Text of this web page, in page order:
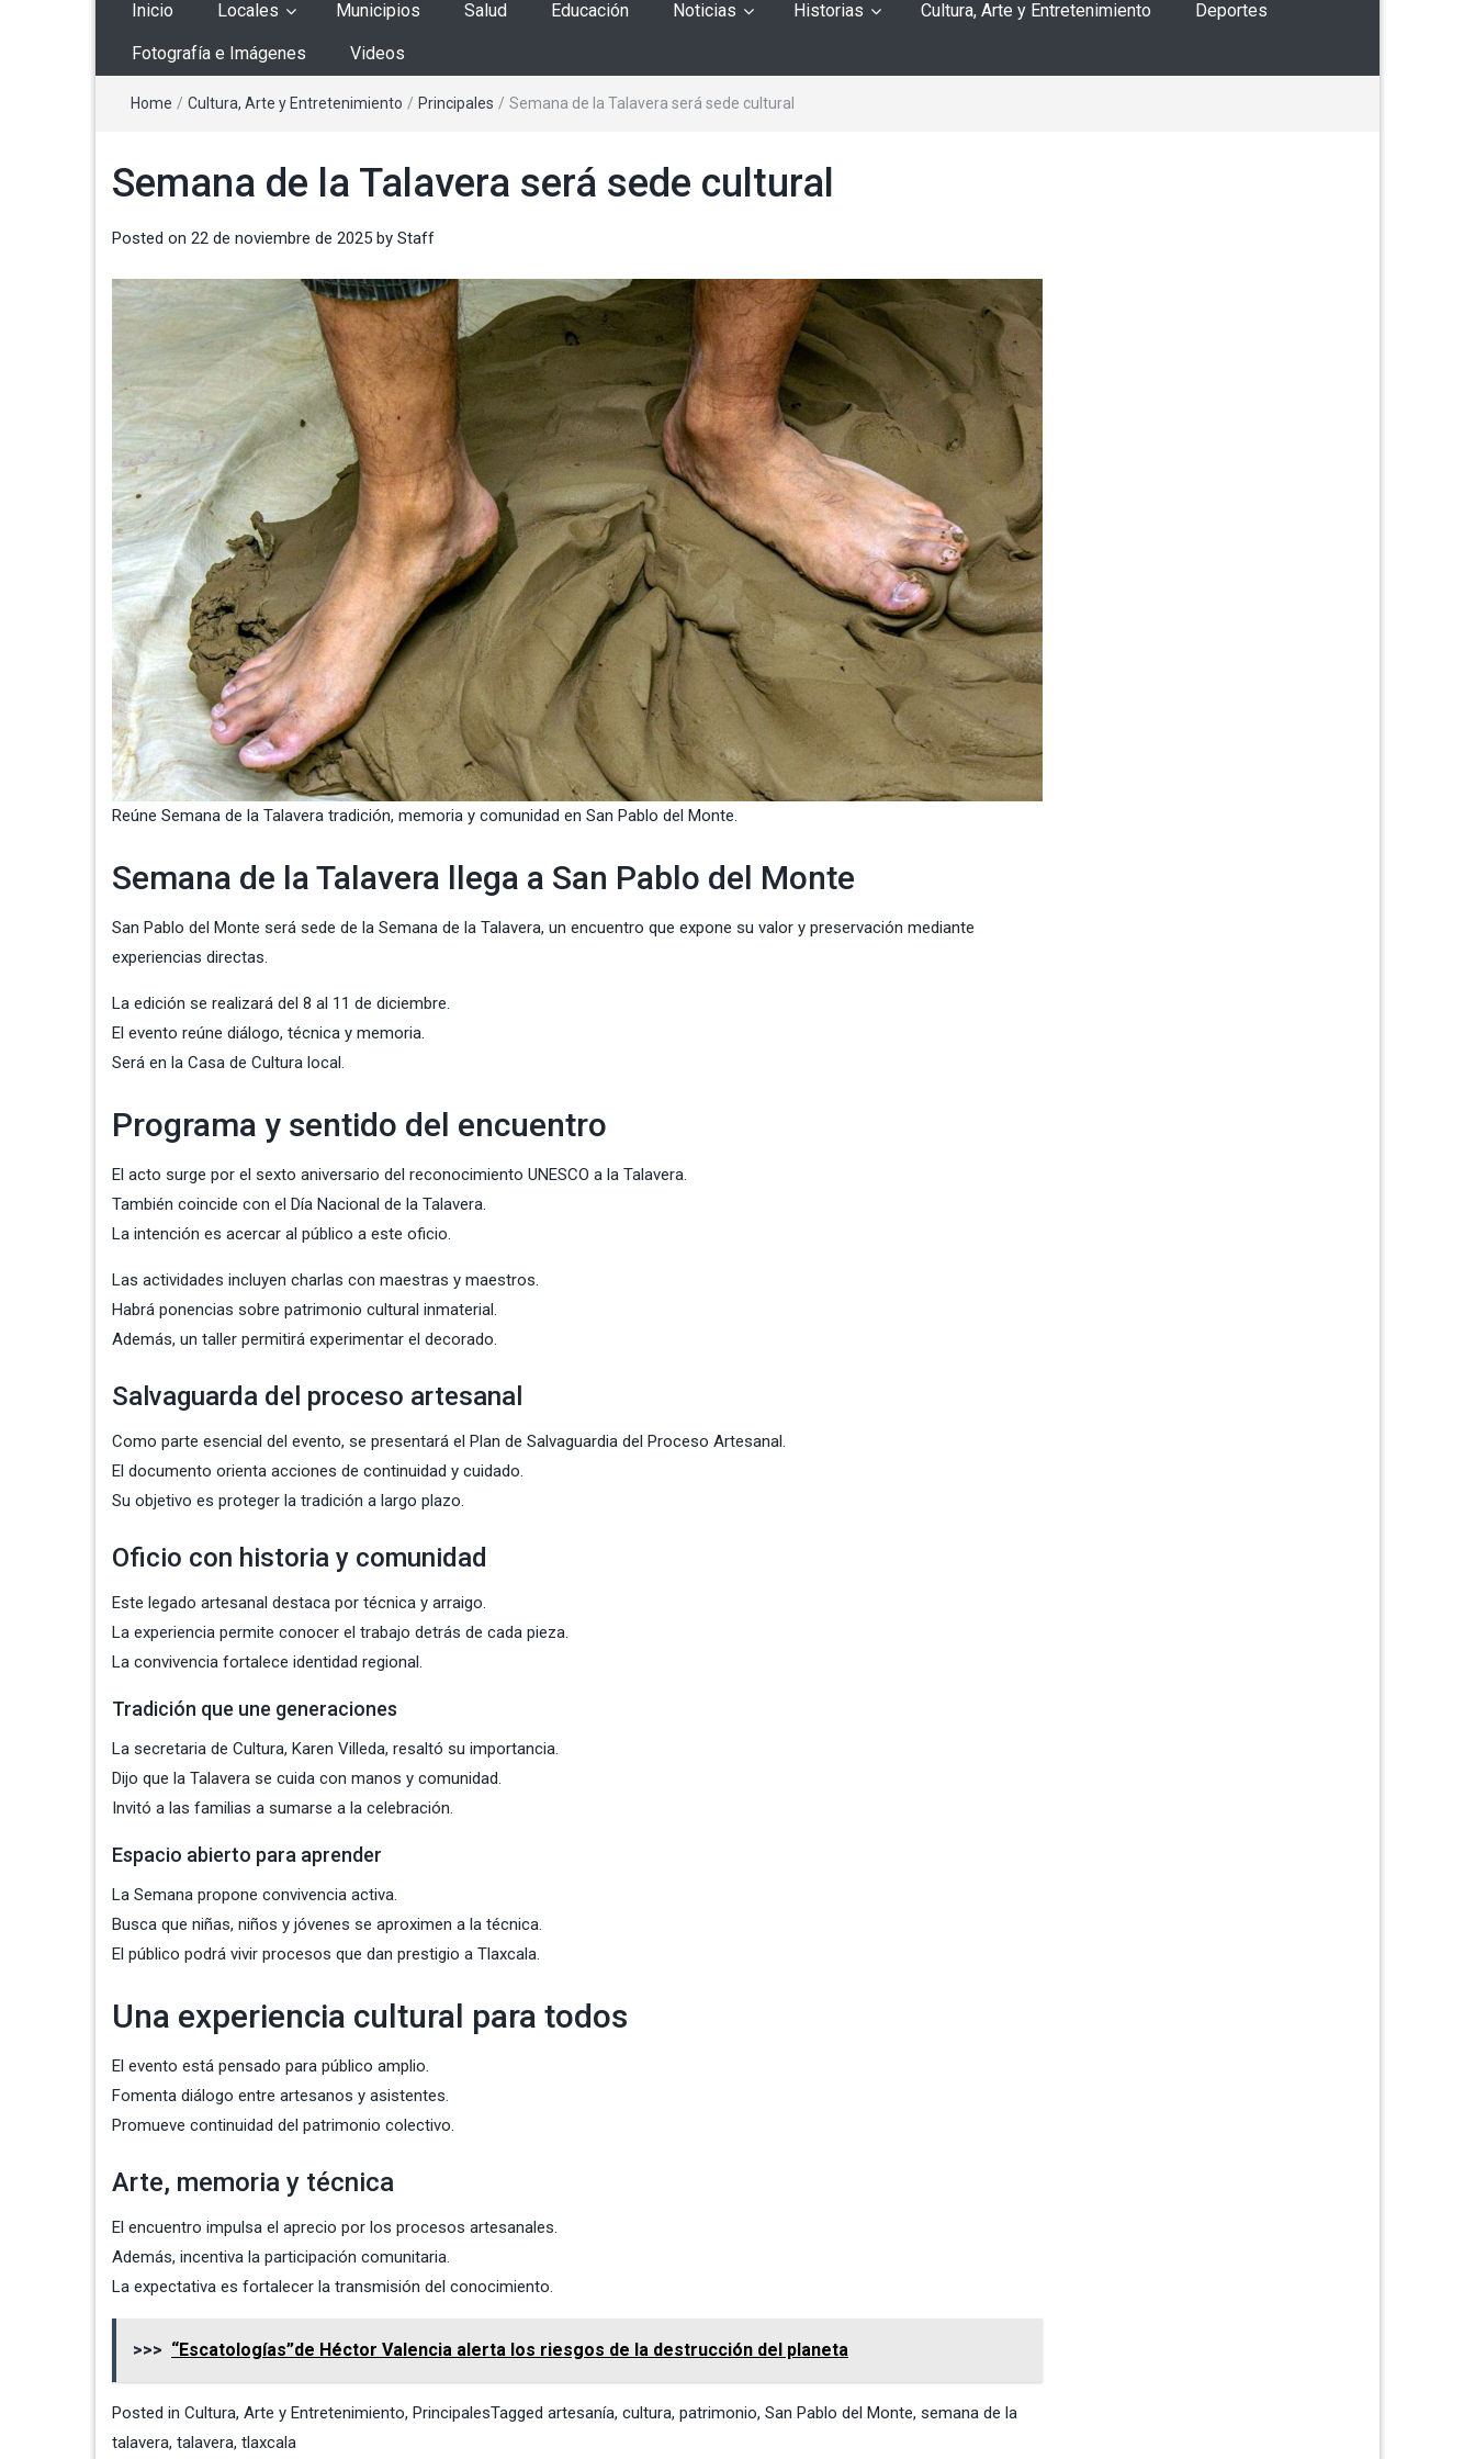
Inicio Locales Municipios Salud Educación Noticias Historias Cultura, Arte y Entretenimiento Deportes
Fotografía e Imágenes Videos
Home / Cultura, Arte y Entretenimiento / Principales / Semana de la Talavera será sede cultural
Semana de la Talavera será sede cultural
Posted on 22 de noviembre de 2025 by Staff
Reúne Semana de la Talavera tradición, memoria y comunidad en San Pablo del Monte.
Semana de la Talavera llega a San Pablo del Monte
San Pablo del Monte será sede de la Semana de la Talavera, un encuentro que expone su valor y preservación mediante
experiencias directas.
La edición se realizará del 8 al 11 de diciembre.
El evento reúne diálogo, técnica y memoria.
Será en la Casa de Cultura local.
Programa y sentido del encuentro
El acto surge por el sexto aniversario del reconocimiento UNESCO a la Talavera.
También coincide con el Día Nacional de la Talavera.
La intención es acercar al público a este oficio.
Las actividades incluyen charlas con maestras y maestros.
Habrá ponencias sobre patrimonio cultural inmaterial.
Además, un taller permitirá experimentar el decorado.
Salvaguarda del proceso artesanal
Como parte esencial del evento, se presentará el Plan de Salvaguardia del Proceso Artesanal.
El documento orienta acciones de continuidad y cuidado.
Su objetivo es proteger la tradición a largo plazo.
Oficio con historia y comunidad
Este legado artesanal destaca por técnica y arraigo.
La experiencia permite conocer el trabajo detrás de cada pieza.
La convivencia fortalece identidad regional.
Tradición que une generaciones
La secretaria de Cultura, Karen Villeda, resaltó su importancia.
Dijo que la Talavera se cuida con manos y comunidad.
Invitó a las familias a sumarse a la celebración.
Espacio abierto para aprender
La Semana propone convivencia activa.
Busca que niñas, niños y jóvenes se aproximen a la técnica.
El público podrá vivir procesos que dan prestigio a Tlaxcala.
Una experiencia cultural para todos
El evento está pensado para público amplio.
Fomenta diálogo entre artesanos y asistentes.
Promueve continuidad del patrimonio colectivo.
Arte, memoria y técnica
El encuentro impulsa el aprecio por los procesos artesanales.
Además, incentiva la participación comunitaria.
La expectativa es fortalecer la transmisión del conocimiento.
>>> “Escatologías”de Héctor Valencia alerta los riesgos de la destrucción del planeta
Posted in Cultura, Arte y Entretenimiento, PrincipalesTagged artesanía, cultura, patrimonio, San Pablo del Monte, semana de la
talavera, talavera, tlaxcala